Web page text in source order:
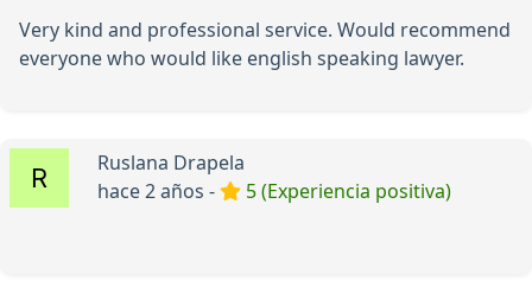
Very kind and professional service. Would recommend
everyone who would like english speaking lawyer.
Ruslana Drapela
hace 2 años -
5 (Experiencia positiva)